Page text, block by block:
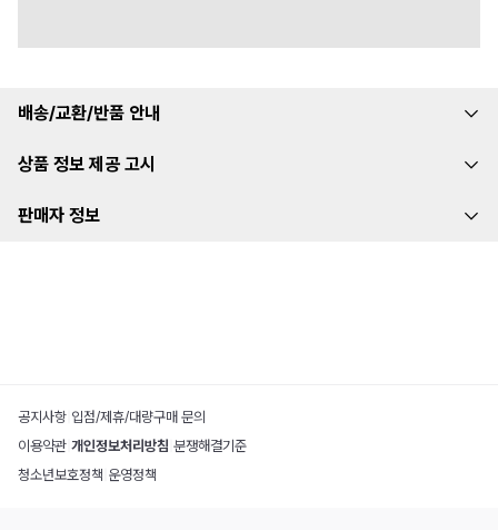
배송/교환/반품 안내
상품 정보 제공 고시
판매자 정보
공지사항 입점/제휴/대량구매 문의
이용약관 개인정보처리방침 분쟁해결기준
청소년보호정책 운영정책